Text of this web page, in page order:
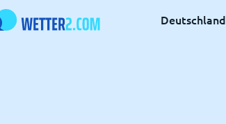
Deutschland